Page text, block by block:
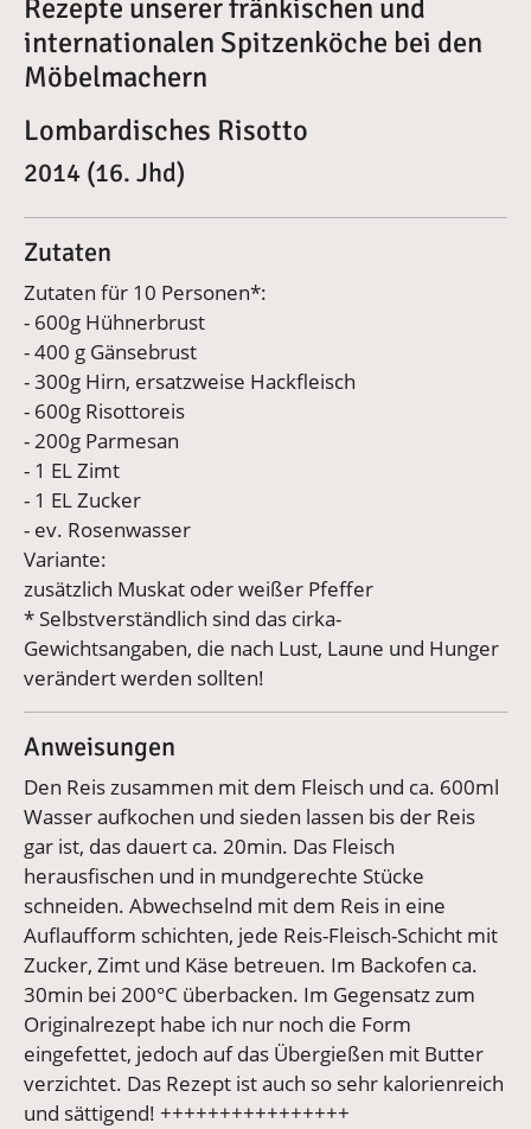
Rezepte unserer fränkischen und
internationalen Spitzenköche bei den
Möbelmachern
Lombardisches Risotto
2014 (16. Jhd)
Zutaten
Zutaten für 10 Personen*:
- 600g Hühnerbrust
- 400 g Gänsebrust
- 300g Hirn, ersatzweise Hackfleisch
- 600g Risottoreis
- 200g Parmesan
- 1 EL Zimt
- 1 EL Zucker
- ev. Rosenwasser
Variante:
zusätzlich Muskat oder weißer Pfeffer
* Selbstverständlich sind das cirka-
Gewichtsangaben, die nach Lust, Laune und Hunger
verändert werden sollten!
Anweisungen
Den Reis zusammen mit dem Fleisch und ca. 600ml
Wasser aufkochen und sieden lassen bis der Reis
gar ist, das dauert ca. 20min. Das Fleisch
herausfischen und in mundgerechte Stücke
schneiden. Abwechselnd mit dem Reis in eine
Auflaufform schichten, jede Reis-Fleisch-Schicht mit
Zucker, Zimt und Käse betreuen. Im Backofen ca.
30min bei 200°C überbacken. Im Gegensatz zum
Originalrezept habe ich nur noch die Form
eingefettet, jedoch auf das Übergießen mit Butter
verzichtet. Das Rezept ist auch so sehr kalorienreich
und sättigend! ++++++++++++++++